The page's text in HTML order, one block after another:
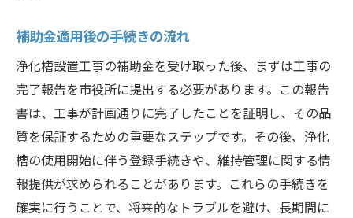
補助金適用後の手続きの流れ
浄化槽設置工事の補助金を受け取った後、まずは工事の
完了報告を市役所に提出する必要があります。この報告
書は、工事が計画通りに完了したことを証明し、その品
質を保証するための重要なステップです。その後、浄化
槽の使用開始に伴う登録手続きや、維持管理に関する情
報提供が求められることがあります。これらの手続きを
確実に行うことで、将来的なトラブルを避け、長期間に